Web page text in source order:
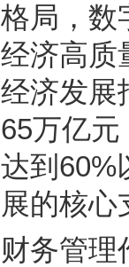
格局，数
经济高质
经济发展
65万亿
达到60%
展的核心
财务管理